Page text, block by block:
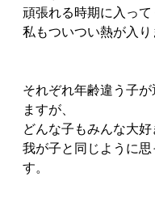
頑張れる時期に入っ
私もついつい熱が入
それぞれ年齢違う子
ますが、
どんな子もみんな大
我が子と同じように思
す。